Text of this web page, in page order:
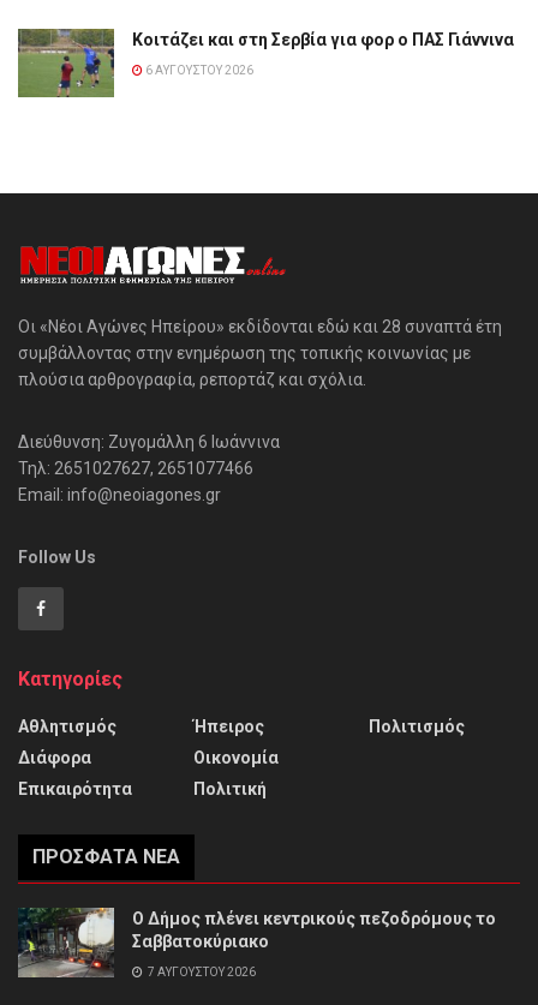
Κοιτάζει και στη Σερβία για φορ ο ΠΑΣ Γιάννινα
6 ΑΥΓΟΎΣΤΟΥ 2026
Οι «Νέοι Αγώνες Ηπείρου» εκδίδονται εδώ και 28 συναπτά έτη
συμβάλλοντας στην ενημέρωση της τοπικής κοινωνίας με
πλούσια αρθρογραφία, ρεπορτάζ και σχόλια.
Διεύθυνση: Ζυγομάλλη 6 Ιωάννινα
Τηλ: 2651027627, 2651077466
Email: info@neoiagones.gr
Follow Us
Κατηγορίες
Αθλητισμός
Διάφορα
Επικαιρότητα
Ήπειρος
Οικονομία
Πολιτική
Πολιτισμός
ΠΡΌΣΦΑΤΑ ΝΈΑ
Ο Δήμος πλένει κεντρικούς πεζοδρόμους το
Σαββατοκύριακο
7 ΑΥΓΟΎΣΤΟΥ 2026